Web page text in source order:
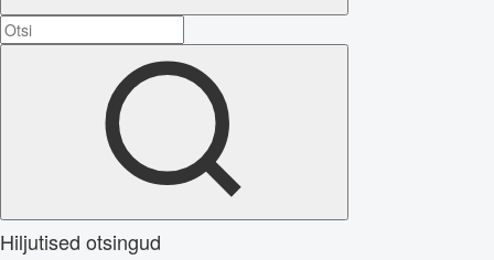
Hiljutised otsingud